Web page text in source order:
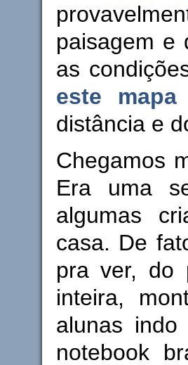
paisagem e
as
este mapa
distância e
Chegamos
Era uma
algumas
casa. De
pra ver, do
inteira,
alunas
notebook